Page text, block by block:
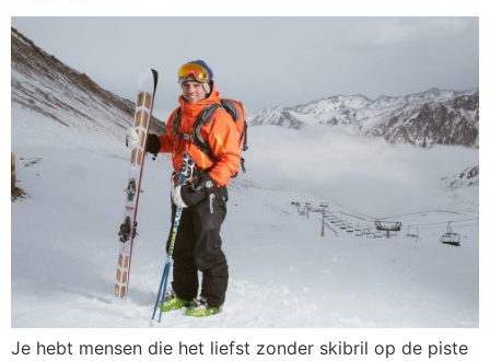
Je hebt mensen die het liefst zonder skibril op de piste